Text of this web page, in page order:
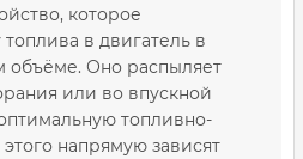
которое
в двигатель в
объёме. Оно распыляет
или во впускной
топливно-
напрямую зависят